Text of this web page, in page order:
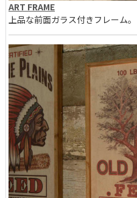
ART FRAME
上品な前面ガラス付きフレーム。